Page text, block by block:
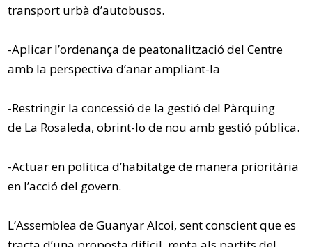
transport urbà d’autobusos.
-Aplicar l’ordenança de peatonalització del Centre
amb la perspectiva d’anar ampliant-la
-Restringir la concessió de la gestió del Pàrquing
de La Rosaleda, obrint-lo de nou amb gestió pública.
-Actuar en política d’habitatge de manera prioritària
en l’acció del govern.
L’Assemblea de Guanyar Alcoi, sent conscient que es